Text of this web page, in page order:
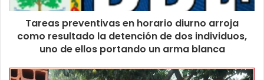
Tareas preventivas en horario diurno arroja
como resultado la detención de dos individuos,
uno de ellos portando un arma blanca